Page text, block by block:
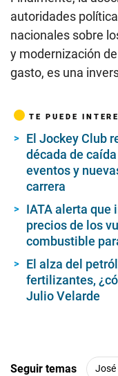
TE PUEDE
El Jockey Club
década de
eventos y
carrera
precios de los
combustible
El alza del
fertilizantes,
Julio Velarde
Seguir temas José
Lo más visto